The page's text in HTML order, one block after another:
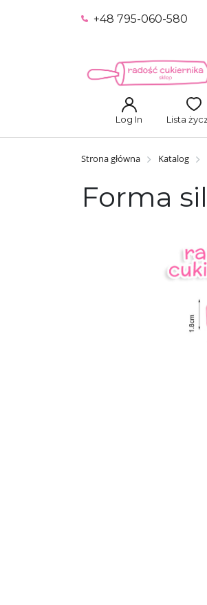
+48 795-060-580
Log In Lista
Strona główna Katalog
Forma